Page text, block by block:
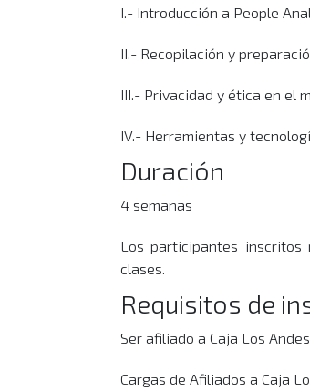
I.- Introducción a People
II.- Recopilación y
III.- Privacidad y ética en el
IV.- Herramientas y
Duración
4 semanas
Los participantes
clases.
Requisitos de
Ser afiliado a Caja Los Andes
Cargas de Afiliados a Caja